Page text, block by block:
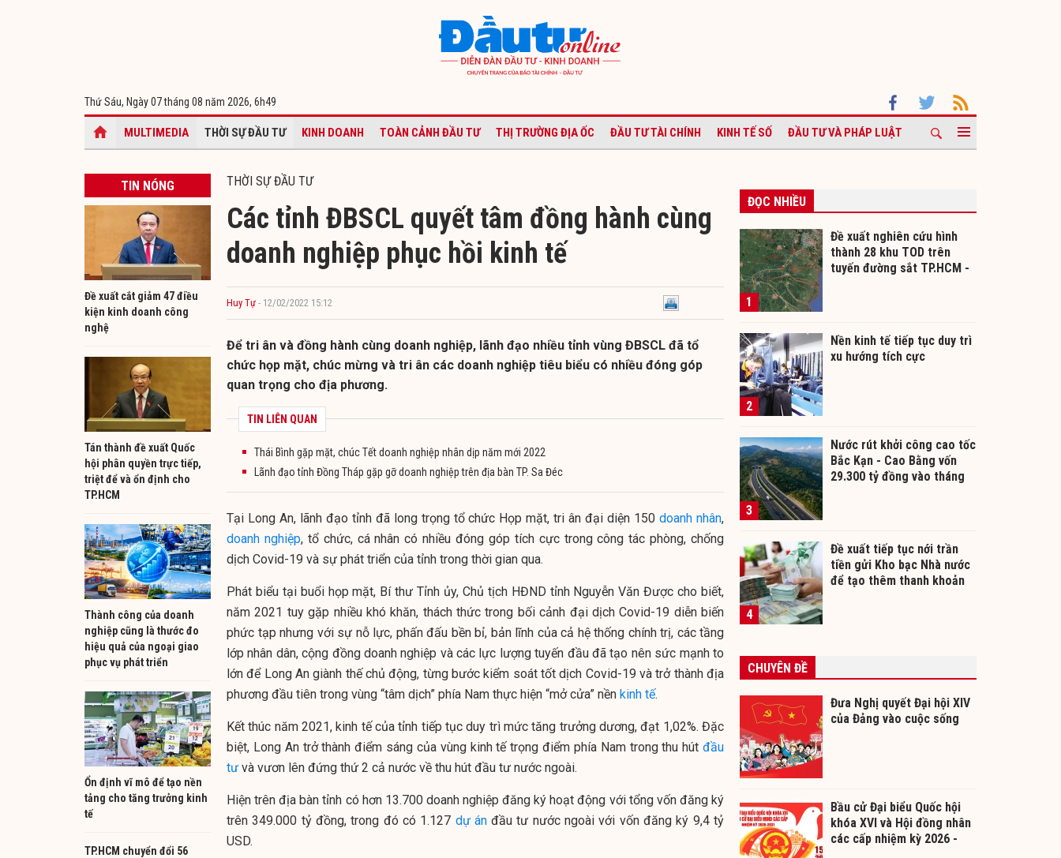
Thứ Sáu, Ngày 07 tháng 08 năm 2026, 6h49
MULTIMEDIA THỜI SỰ ĐẦU TƯ KINH DOANH TOÀN CẢNH ĐẦU TƯ THỊ TRƯỜNG ĐỊA ỐC ĐẦU TƯ TÀI CHÍNH KINH TẾ SỐ ĐẦU TƯ VÀ PHÁP LUẬT
TIN NÓNG
​Đề xuất cắt giảm 47 điều
kiện kinh doanh công
nghệ
Tán thành đề xuất Quốc
hội phân quyền trực tiếp,
triệt để và ổn định cho
TP.HCM
Thành công của doanh
nghiệp cũng là thước đo
hiệu quả của ngoại giao
phục vụ phát triển
Ổn định vĩ mô để tạo nền
tảng cho tăng trưởng kinh
tế
TP.HCM chuyển đổi 56
THỜI SỰ ĐẦU TƯ
Các tỉnh ĐBSCL quyết tâm đồng hành cùng
doanh nghiệp phục hồi kinh tế
Huy Tự - 12/02/2022 15:12
Để tri ân và đồng hành cùng doanh nghiệp, lãnh đạo nhiều tỉnh vùng ĐBSCL đã tổ
chức họp mặt, chúc mừng và tri ân các doanh nghiệp tiêu biểu có nhiều đóng góp
quan trọng cho địa phương.
TIN LIÊN QUAN
Thái Bình gặp mặt, chúc Tết doanh nghiệp nhân dịp năm mới 2022
Lãnh đạo tỉnh Đồng Tháp gặp gỡ doanh nghiệp trên địa bàn TP. Sa Đéc
Tại Long An, lãnh đạo tỉnh đã long trọng tổ chức Họp mặt, tri ân đại diện 150doanh nhân,
doanh nghiệp, tổ chức, cá nhân có nhiều đóng góp tích cực trong công tác phòng, chống
dịch Covid-19 và sự phát triển của tỉnh trong thời gian qua.
Phát biểu tại buổi họp mặt, Bí thư Tỉnh ủy, Chủ tịch HĐND tỉnh Nguyễn Văn Được cho biết,
năm 2021 tuy gặp nhiều khó khăn, thách thức trong bối cảnh đại dịch Covid-19 diễn biến
phức tạp nhưng với sự nỗ lực, phấn đấu bền bỉ, bản lĩnh của cả hệ thống chính trị, các tầng
lớp nhân dân, cộng đồng doanh nghiệp và các lực lượng tuyến đầu đã tạo nên sức mạnh to
lớn để Long An giành thế chủ động, từng bước kiểm soát tốt dịch Covid-19 và trở thành địa
phương đầu tiên trong vùng “tâm dịch” phía Nam thực hiện “mở cửa” nền kinh tế.
Kết thúc năm 2021, kinh tế của tỉnh tiếp tục duy trì mức tăng trưởng dương, đạt 1,02%. Đặc
biệt, Long An trở thành điểm sáng của vùng kinh tế trọng điểm phía Nam trong thu hút đầu
tư và vươn lên đứng thứ 2 cả nước về thu hút đầu tư nước ngoài.
Hiện trên địa bàn tỉnh có hơn 13.700 doanh nghiệp đăng ký hoạt động với tổng vốn đăng ký
trên 349.000 tỷ đồng, trong đó có 1.127 dự ánđầu tư nước ngoài với vốn đăng ký 9,4 tỷ
USD.
ĐỌC NHIỀU
1
Đề xuất nghiên cứu hình
thành 28 khu TOD trên
tuyến đường sắt TP.HCM -
2
Nền kinh tế tiếp tục duy trì
xu hướng tích cực
3
Nước rút khởi công cao tốc
Bắc Kạn - Cao Bằng vốn
29.300 tỷ đồng vào tháng
4
Đề xuất tiếp tục nới trần
tiền gửi Kho bạc Nhà nước
để tạo thêm thanh khoản
CHUYÊN ĐỀ
Đưa Nghị quyết Đại hội XIV
của Đảng vào cuộc sống
Bầu cử Đại biểu Quốc hội
khóa XVI và Hội đồng nhân
các cấp nhiệm kỳ 2026 -